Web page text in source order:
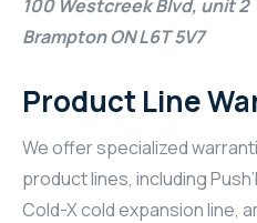
100 Westcreek Blvd, unit 2
Brampton ON L6T 5V7
Product Line
We offer specialized
product lines, including
Cold-X cold expansion line,